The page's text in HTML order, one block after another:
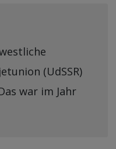
(UdSSR)
war im Jahr